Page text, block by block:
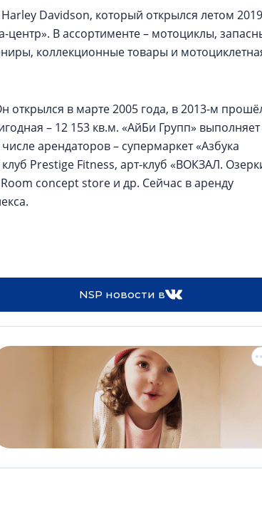
Davidson, который открылся летом 2019
В ассортименте – мотоциклы,
коллекционные товары и
в марте 2005 года, в 2013-м
– 12 153 кв.м. «АйБи Групп» выполняет
арендаторов – супермаркет «Азбука
Prestige Fitness, арт-клуб «ВОКЗАЛ.
concept store и др. Сейчас в аренду
NSP новости в
Валентина
Кирилл